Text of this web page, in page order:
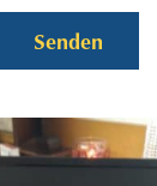
Senden